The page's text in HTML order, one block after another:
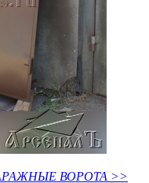
ВОРОТА >>